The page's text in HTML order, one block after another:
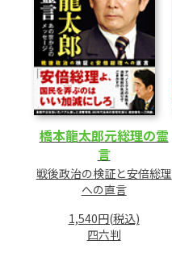
橋本龍太郎元総理の霊
言
戦後政治の検証と安倍総理
への直言
1,540円(税込)
四六判